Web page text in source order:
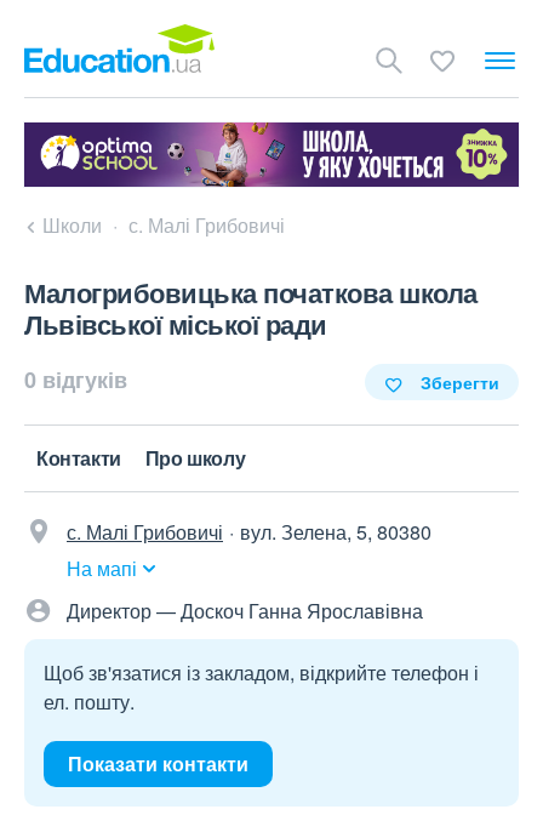
Школи с. Малі Грибовичі
Малогрибовицька початкова школа
Львівської міської ради
0 відгуків Зберегти
Контакти Про школу
с. Малі Грибовичі
вул. Зелена, 5, 80380
На мапі
Директор — Доскоч Ганна Ярославівна
Щоб зв'язатися із закладом, відкрийте телефон і
ел. пошту.
Показати контакти